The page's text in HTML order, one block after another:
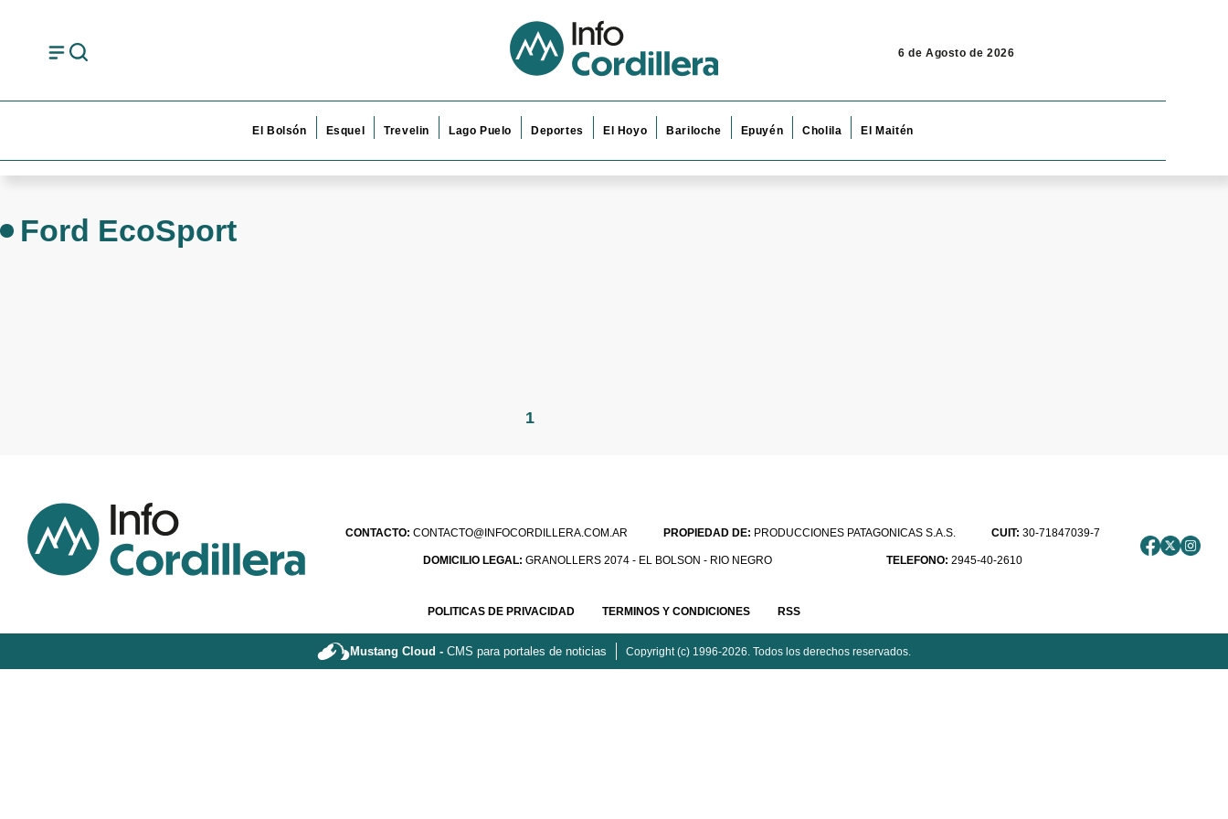
6 de Agosto de 2026
El Bolsón Esquel Trevelin Lago Puelo Deportes El Hoyo Bariloche Epuyén Cholila El Maitén
Ford EcoSport
1
CONTACTO: CONTACTO@INFOCORDILLERA.COM.AR PROPIEDAD DE: PRODUCCIONES PATAGONICAS S.A.S. CUIT: 30-71847039-7
DOMICILIO LEGAL:GRANOLLERS 2074 - EL BOLSON - RIO NEGRO TELEFONO: 2945-40-2610
POLITICAS DE PRIVACIDAD TERMINOS Y CONDICIONES RSS
Mustang Cloud - CMS para portales de noticias Copyright (c) 1996-2026. Todos los derechos reservados.